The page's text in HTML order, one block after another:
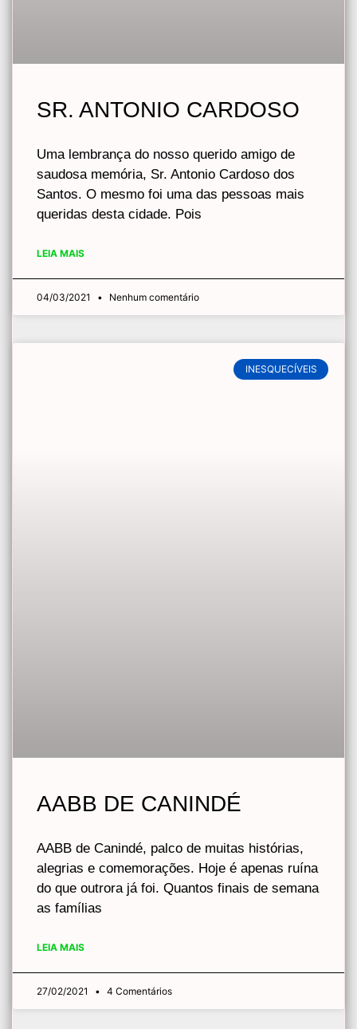
SR. ANTONIO CARDOSO
Uma lembrança do nosso querido amigo de
saudosa memória, Sr. Antonio Cardoso dos
Santos. O mesmo foi uma das pessoas mais
queridas desta cidade. Pois
LEIA MAIS
04/03/2021 Nenhum comentário
INESQUECÍVEIS
AABB DE CANINDÉ
AABB de Canindé, palco de muitas histórias,
alegrias e comemorações. Hoje é apenas ruína
do que outrora já foi. Quantos finais de semana
as famílias
LEIA MAIS
27/02/2021 4 Comentários